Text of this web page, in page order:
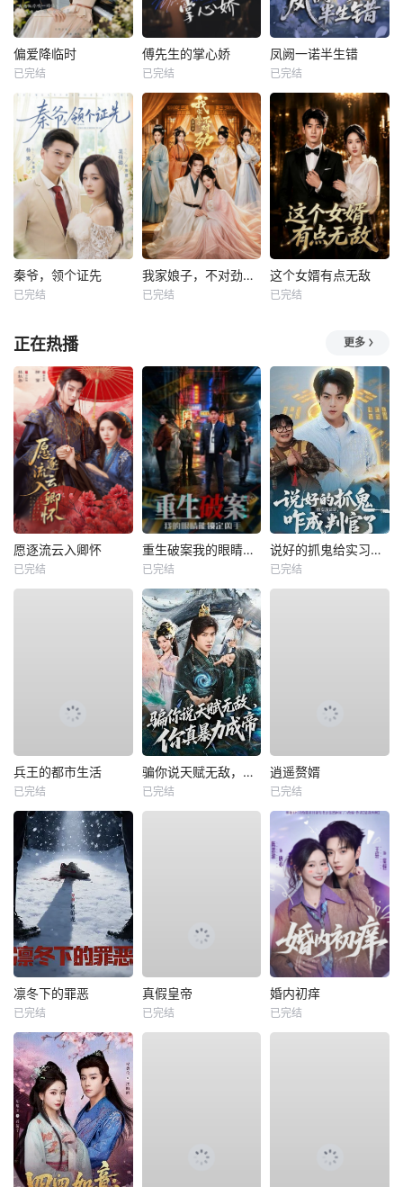
偏爱降临时
已完结
傅先生的掌心娇
已完结
凤阙一诺半生错
已完结
秦爷，领个证先
已完结
我家娘子，不对劲第四季
已完结
这个女婿有点无敌
已完结
正在热播 更多
愿逐流云入卿怀
已完结
重生破案我的眼睛能锁定凶手
已完结
说好的抓鬼给实习证明，咋成判官了
已完结
兵王的都市生活
已完结
骗你说天赋无敌，你真暴力成帝
已完结
逍遥赘婿
已完结
凛冬下的罪恶
已完结
真假皇帝
已完结
婚内初痒
已完结